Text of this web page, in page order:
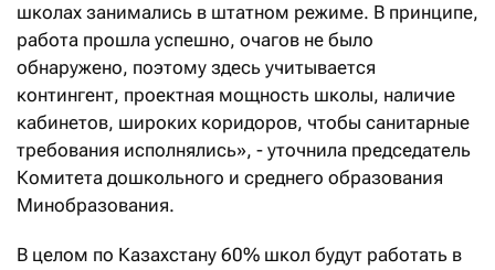
школах занимались в штатном режиме. В принципе,
работа прошла успешно, очагов не было
обнаружено, поэтому здесь учитывается
контингент, проектная мощность школы, наличие
кабинетов, широких коридоров, чтобы санитарные
требования исполнялись», - уточнила председатель
Комитета дошкольного и среднего образования
Минобразования.
В целом по Казахстану 60% школ будут работать в